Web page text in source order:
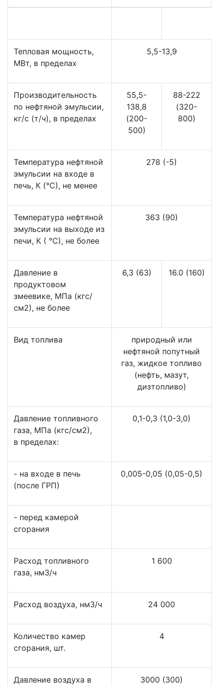
Тепловая мощность,
МВт, в пределах
5,5-13,9
Производительность
по нефтяной эмульсии,
кг/с (т/ч), в пределах
55,5-
138,8
(200-
500)
88-222
(320-
800)
Температура нефтяной
эмульсии на входе в
печь, К (°С), не менее
278 (-5)
Температура нефтяной
эмульсии на выходе из
печи, К ( °С), не более
363 (90)
Давление в
продуктовом
змеевике, МПа (кгс/
см2), не более
6,3 (63) 16.0 (160)
Вид топлива
природный или
нефтяной попутный
газ, жидкое топливо
(нефть, мазут,
дизтопливо)
Давление топливного
газа, МПа (кгс/см2),
в пределах:
0,1-0,3 (1,0-3,0)
- на входе в печь
(после ГРП)
0,005-0,05 (0,05-0,5)
- перед камерой
сгорания
Расход топливного
газа, нм3/ч
1 600
Расход воздуха, нм3/ч 24 000
Количество камер
сгорания, шт.
4
Давление воздуха в
3000 (300)